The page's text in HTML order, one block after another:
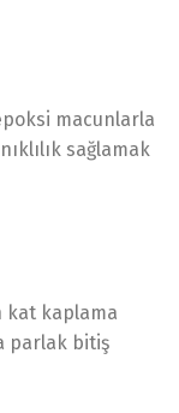
macunlarla
sağlamak
kat kaplama
parlak bitiş